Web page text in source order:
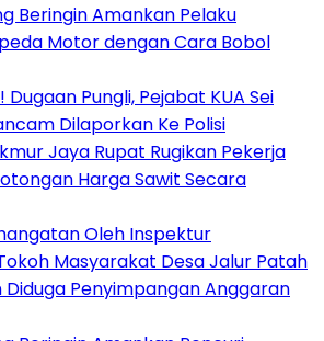
Beringin Amankan Pelaku
Motor dengan Cara Bobol
Pungli, Pejabat KUA Sei
Dilaporkan Ke Polisi
Jaya Rupat Rugikan Pekerja
Harga Sawit Secara
Oleh Inspektur
Masyarakat Desa Jalur Patah
Diduga Penyimpangan Anggaran